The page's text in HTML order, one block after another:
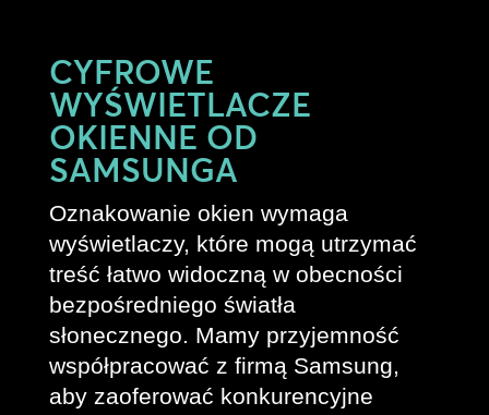
CYFROWE
WYŚWIETLACZE
OKIENNE OD
SAMSUNGA
Oznakowanie okien wymaga
wyświetlaczy, które mogą utrzymać
treść łatwo widoczną w obecności
bezpośredniego światła
słonecznego. Mamy przyjemność
współpracować z firmą Samsung,
aby zaoferować konkurencyjne